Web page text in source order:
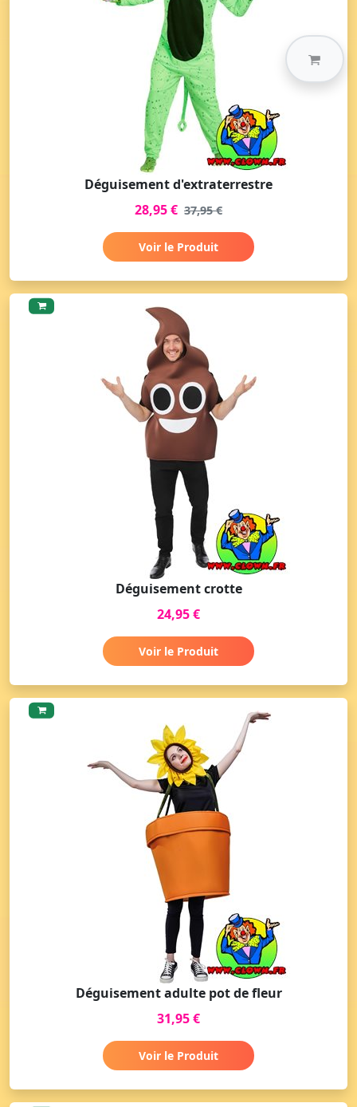
Déguisement d'extraterrestre
28,95 € 37,95 €
Voir le Produit
Déguisement crotte
24,95 €
Voir le Produit
Déguisement adulte pot de fleur
31,95 €
Voir le Produit